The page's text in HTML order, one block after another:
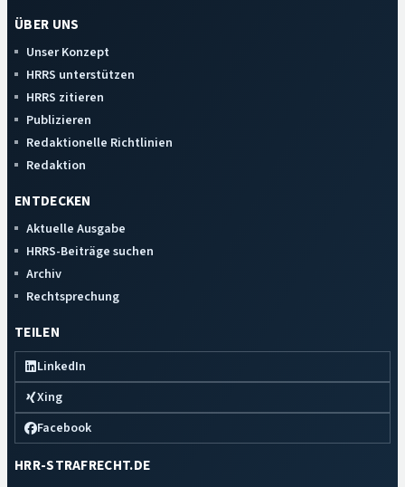
ÜBER UNS
Unser Konzept
HRRS unterstützen
HRRS zitieren
Publizieren
Redaktionelle Richtlinien
Redaktion
ENTDECKEN
Aktuelle Ausgabe
HRRS-Beiträge suchen
Archiv
Rechtsprechung
TEILEN
LinkedIn
Xing
Facebook
HRR-STRAFRECHT.DE